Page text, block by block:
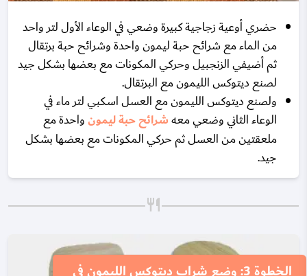
حضري أوعية زجاجية كبيرة وضعي في الوعاء الأول لتر واحد
من الماء مع شرائح حبة ليمون واحدة وشرائح حبة برتقال
ثم أضيفي الزنجبيل وحركي المكونات مع بعضها بشكل جيد
لصنع ديتوكس الليمون مع البرتقال.
ولصنع ديتوكس الليمون مع العسل اسكبي لتر ماء في
الوعاء الثاني وضعي معهشرائح حبة ليمونواحدة مع
ملعقتين من العسل ثم حركي المكونات مع بعضها بشكل
جيد.
الخطوة 3: وضع شراب ديتوكس الليمون في